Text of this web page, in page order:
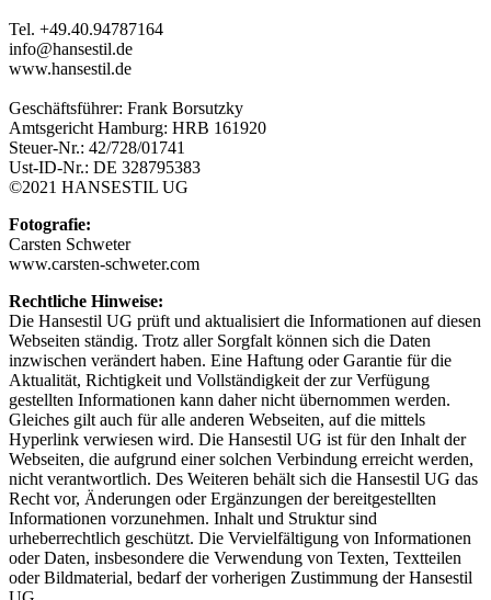
Tel. +49.40.94787164
info@hansestil.de
www.hansestil.de
Geschäftsführer: Frank Borsutzky
Amtsgericht Hamburg: HRB 161920
Steuer-Nr.: 42/728/01741
Ust-ID-Nr.: DE 328795383
©2021 HANSESTIL UG
Fotografie:
Carsten Schweter
www.carsten-schweter.com
Rechtliche Hinweise:
Die Hansestil UG prüft und aktualisiert die Informationen auf diesen
Webseiten ständig. Trotz aller Sorgfalt können sich die Daten
inzwischen verändert haben. Eine Haftung oder Garantie für die
Aktualität, Richtigkeit und Vollständigkeit der zur Verfügung
gestellten Informationen kann daher nicht übernommen werden.
Gleiches gilt auch für alle anderen Webseiten, auf die mittels
Hyperlink verwiesen wird. Die Hansestil UG ist für den Inhalt der
Webseiten, die aufgrund einer solchen Verbindung erreicht werden,
nicht verantwortlich. Des Weiteren behält sich die Hansestil UG das
Recht vor, Änderungen oder Ergänzungen der bereitgestellten
Informationen vorzunehmen. Inhalt und Struktur sind
urheberrechtlich geschützt. Die Vervielfältigung von Informationen
oder Daten, insbesondere die Verwendung von Texten, Textteilen
oder Bildmaterial, bedarf der vorherigen Zustimmung der Hansestil